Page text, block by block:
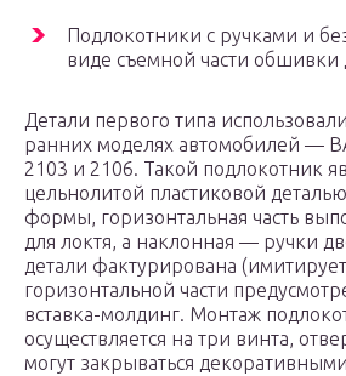
Подлокотники с ручками и
виде съемной части обшивки
Детали первого типа
ранних моделях автомобилей —
2103 и 2106. Такой подлокотник
цельнолитой пластиковой
формы, горизонтальная часть
для локтя, а наклонная — ручки
детали фактурирована
горизонтальной части
вставка-молдинг. Монтаж
осуществляется на три винта,
могут закрываться